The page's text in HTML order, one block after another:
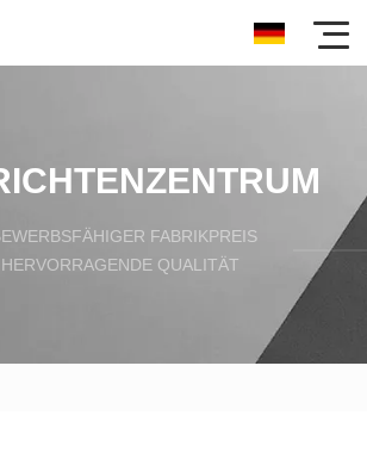
FABRIKPREIS
QUALITÄT